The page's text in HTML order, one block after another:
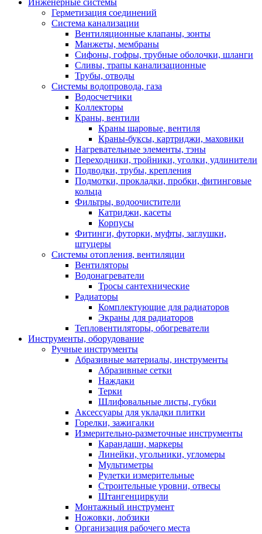
Герметизация соединений
Система канализации
Вентиляционные клапаны, зонты
Манжеты, мембраны
Сифоны, гофры, трубные оболочки, шланги
Сливы, трапы канализационные
Трубы, отводы
Системы водопровода, газа
Водосчетчики
Коллекторы
Краны, вентили
Краны шаровые, вентиля
Краны-буксы, картриджи, маховики
Нагревательные элементы, тэны
Переходники, тройники, уголки, удлинители
Подводки, трубы, крепления
Подмотки, прокладки, пробки, фитинговые
кольца
Фильтры, водоочистители
Катриджи, касеты
Корпусы
Фитинги, футорки, муфты, заглушки,
штуцеры
Системы отопления, вентиляции
Вентиляторы
Водонагреватели
Тросы сантехнические
Радиаторы
Комплектующие для радиаторов
Экраны для радиаторов
Тепловентиляторы, обогреватели
Инструменты, оборудование
Ручные инструменты
Абразивные материалы, инструменты
Абразивные сетки
Наждаки
Терки
Шлифовальные листы, губки
Аксессуары для укладки плитки
Горелки, зажигалки
Измерительно-разметочные инструменты
Карандаши, маркеры
Линейки, угольники, угломеры
Мультиметры
Рулетки измерительные
Строительные уровни, отвесы
Штангенциркули
Монтажный инструмент
Ножовки, лобзики
Организация рабочего места